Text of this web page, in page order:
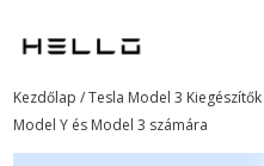
Kezdőlap /Tesla Model 3 Kiegészítők
Model Y és Model 3 számára